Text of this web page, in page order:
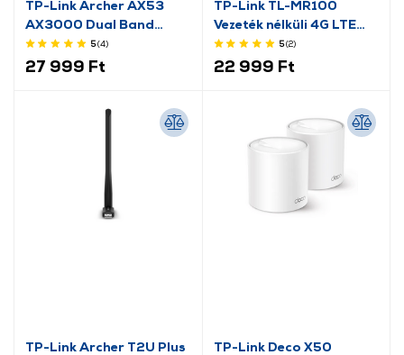
TP-Link Archer AX53
AX3000 Dual Band
Gigabit Wi-Fi 6 Router
5(4)
27 999 Ft
TP-Link TL-MR100
Vezeték nélküli 4G LTE
router
5(2)
22 999 Ft
TP-Link Archer T2U Plus
TP-Link Deco X50